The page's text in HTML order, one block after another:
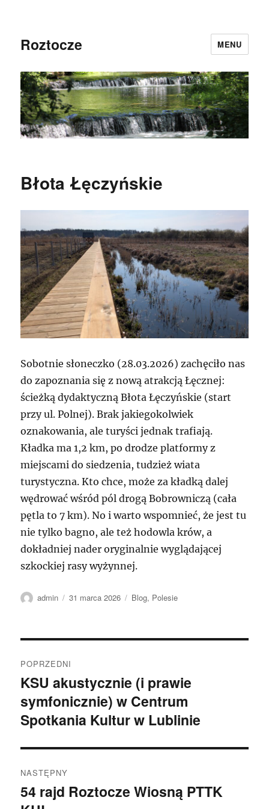
Roztocze MENU
Błota Łęczyńskie
Sobotnie słoneczko (28.03.2026) zachęciło nas
do zapoznania się z nową atrakcją Łęcznej:
ścieżką dydaktyczną Błota Łęczyńskie (start
przy ul. Polnej). Brak jakiegokolwiek
oznakowania, ale turyści jednak trafiają.
Kładka ma 1,2 km, po drodze platformy z
miejscami do siedzenia, tudzież wiata
turystyczna. Kto chce, może za kładką dalej
wędrować wśród pól drogą Bobrowniczą (cała
pętla to 7 km). No i warto wspomnieć, że jest tu
nie tylko bagno, ale też hodowla krów, a
dokładniej nader oryginalnie wyglądającej
szkockiej rasy wyżynnej.
Autor
admin
Data
31 marca 2026 Kategorie
Blog, Polesie
wpisu
POPRZEDNI
Poprzedni
wpis:
KSU akustycznie (i prawie
symfonicznie) w Centrum
Spotkania Kultur w Lublinie
NASTĘPNY
Następny
54 rajd Roztocze Wiosną PTTK